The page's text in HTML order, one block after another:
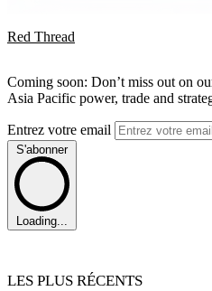
Red Thread
Coming soon: Don’t miss out on
Asia Pacific power, trade and
Entrez votre email
S'abonner
Loading...
LES PLUS RÉCENTS